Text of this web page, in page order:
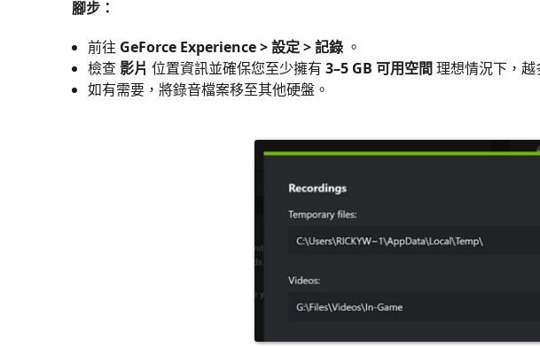
腳步：
前往 GeForce Experience > 設定 > 記錄 。
檢查 影片 位置資訊並確保您至少擁有 3–5 GB 可用空間理想情況下，越
如有需要，將錄音檔案移至其他硬盤。